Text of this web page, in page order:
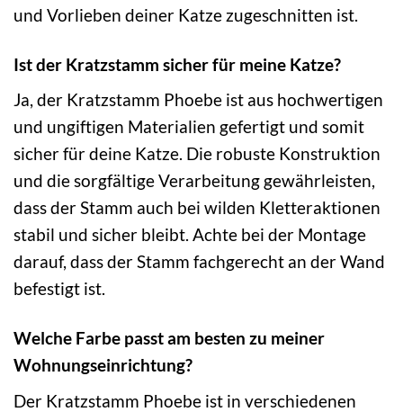
und Vorlieben deiner Katze zugeschnitten ist.
Ist der Kratzstamm sicher für meine Katze?
Ja, der Kratzstamm Phoebe ist aus hochwertigen
und ungiftigen Materialien gefertigt und somit
sicher für deine Katze. Die robuste Konstruktion
und die sorgfältige Verarbeitung gewährleisten,
dass der Stamm auch bei wilden Kletteraktionen
stabil und sicher bleibt. Achte bei der Montage
darauf, dass der Stamm fachgerecht an der Wand
befestigt ist.
Welche Farbe passt am besten zu meiner
Wohnungseinrichtung?
Der Kratzstamm Phoebe ist in verschiedenen